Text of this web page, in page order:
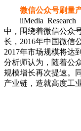
微信公众号刷量产
iiMedia Research
中，围绕着微信公众
长，2016年中国微信
2017年市场规模将达
分析师认为，随着公
规模增长再次提速。
产业链，造就高度工